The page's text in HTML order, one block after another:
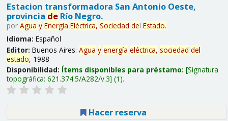
Estacion transformadora San Antonio Oeste,
provincia deRío Negro.
por Agua y Energía Eléctrica, Sociedad del Estado.
Idioma: Español
Editor: Buenos Aires: Agua y energía eléctrica, sociedad del
estado, 1988
Disponibilidad: Ítems disponibles para préstamo: Signatura
topográfica: 621.374.5/A282/v.3 (1).
Hacer reserva